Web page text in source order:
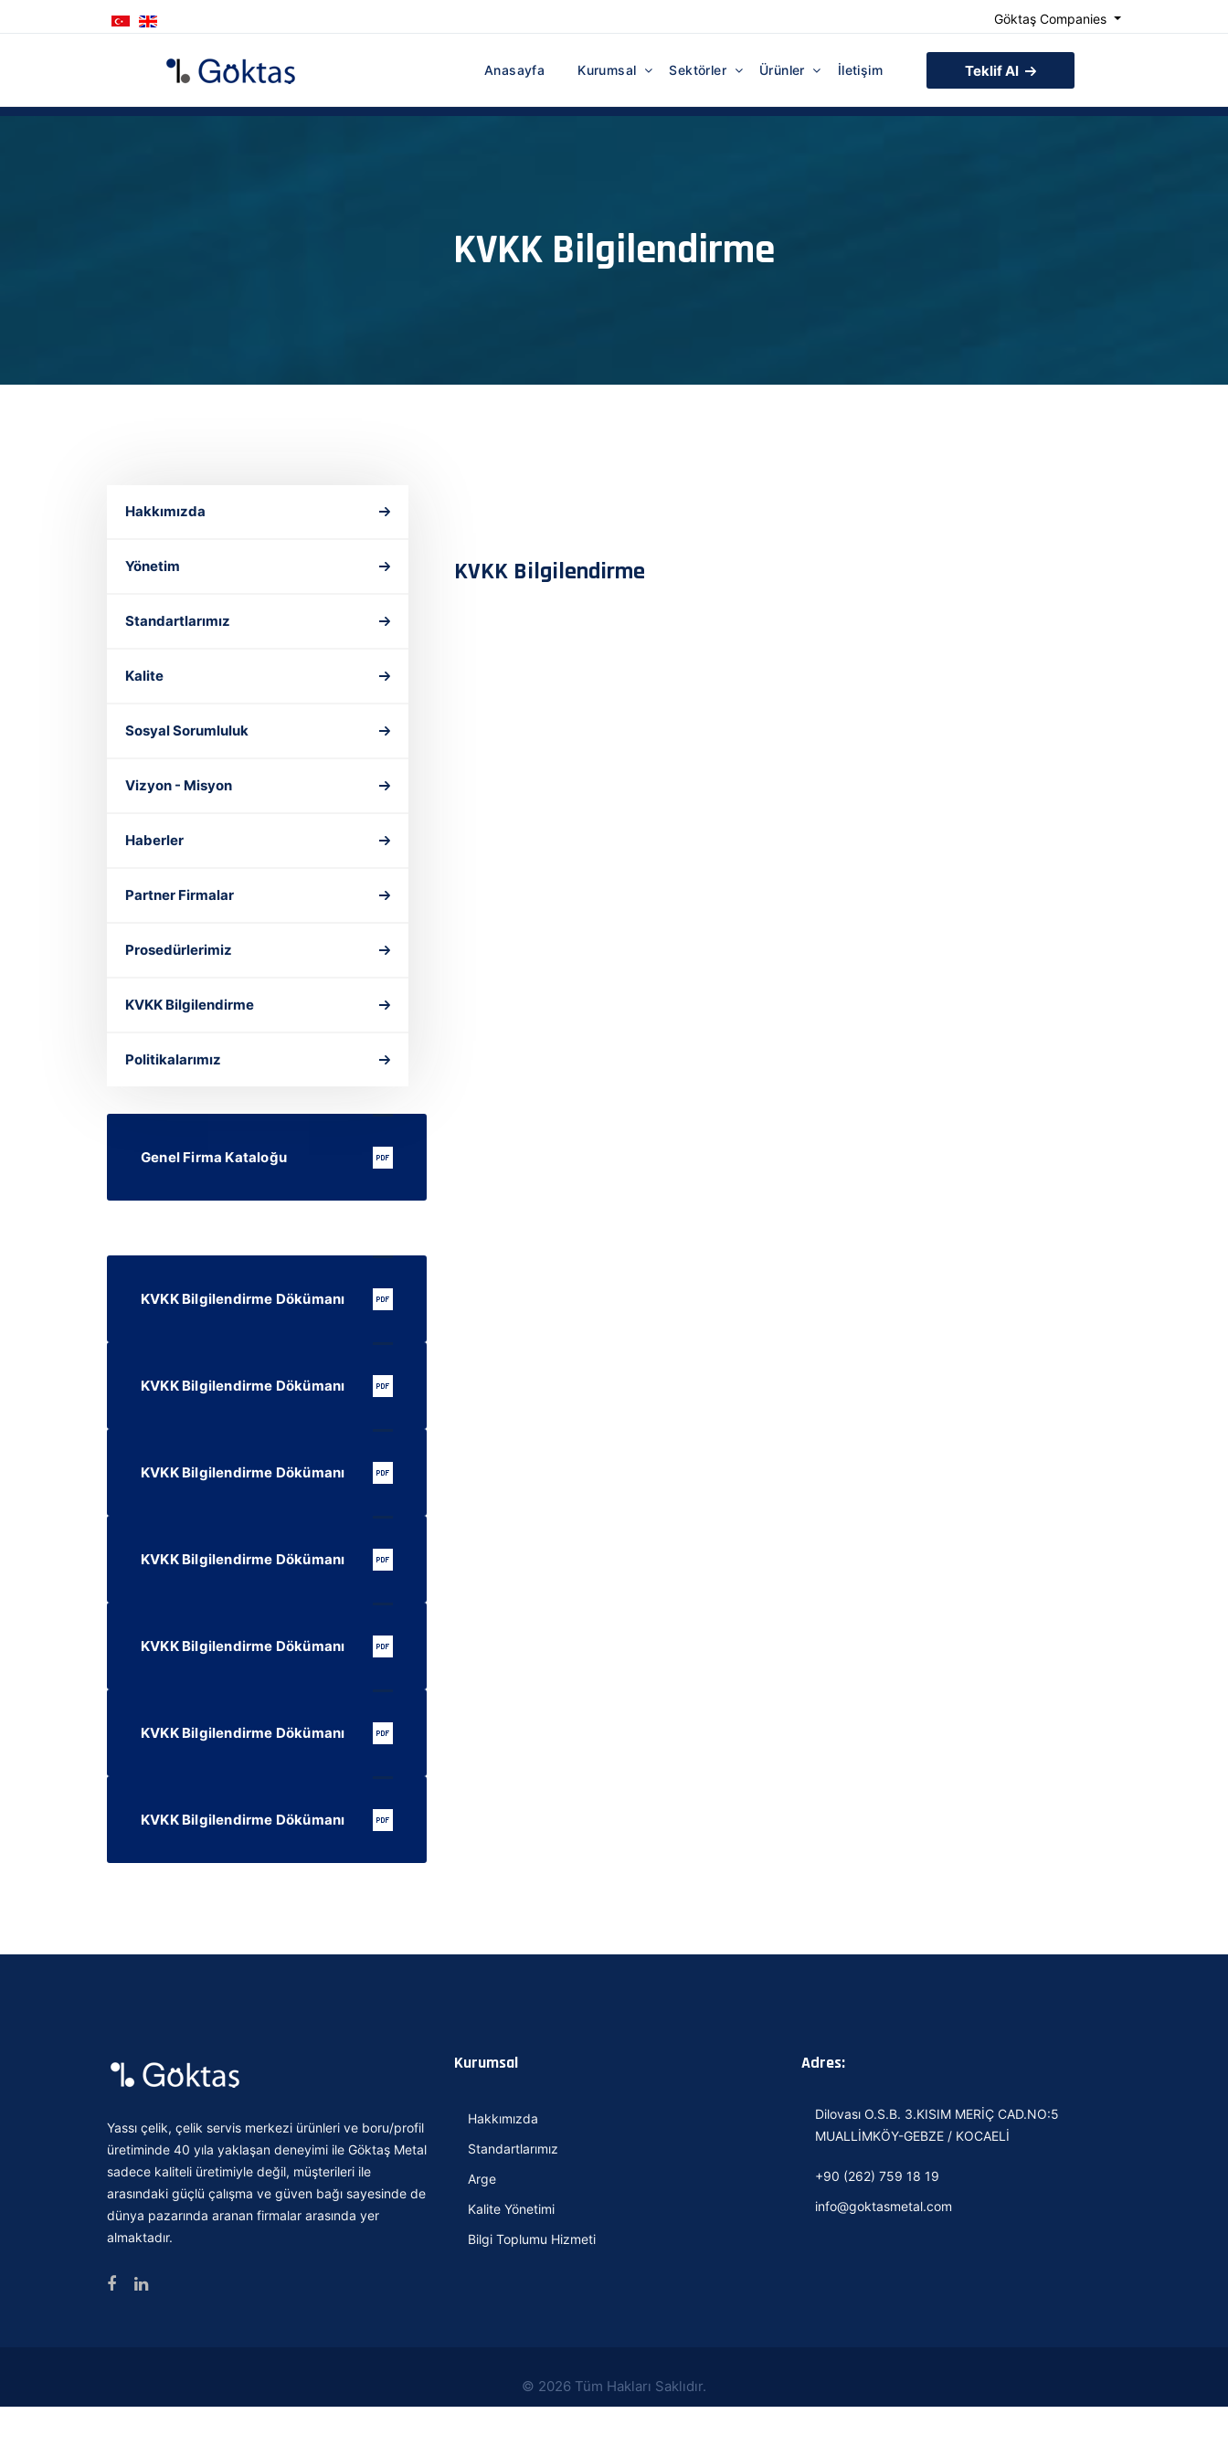
Göktaş Companies
Anasayfa Kurumsal Sektörler Ürünler İletişim Teklif Al
KVKK Bilgilendirme
Hakkımızda
Yönetim
Standartlarımız
Kalite
Sosyal Sorumluluk
Vizyon - Misyon
Haberler
Partner Firmalar
Prosedürlerimiz
KVKK Bilgilendirme
Politikalarımız
Genel Firma Kataloğu
KVKK Bilgilendirme Dökümanı
KVKK Bilgilendirme Dökümanı
KVKK Bilgilendirme Dökümanı
KVKK Bilgilendirme Dökümanı
KVKK Bilgilendirme Dökümanı
KVKK Bilgilendirme Dökümanı
KVKK Bilgilendirme Dökümanı
KVKK Bilgilendirme
Yassı çelik, çelik servis merkezi ürünleri ve boru/profil
üretiminde 40 yıla yaklaşan deneyimi ile Göktaş Metal
sadece kaliteli üretimiyle değil, müşterileri ile
arasındaki güçlü çalışma ve güven bağı sayesinde de
dünya pazarında aranan firmalar arasında yer
almaktadır.
Kurumsal
Hakkımızda
Standartlarımız
Arge
Kalite Yönetimi
Bilgi Toplumu Hizmeti
Adres:
Dilovası O.S.B. 3.KISIM MERİÇ CAD.NO:5
MUALLİMKÖY-GEBZE / KOCAELİ
+90 (262) 759 18 19
info@goktasmetal.com
© 2026 Tüm Hakları Saklıdır.